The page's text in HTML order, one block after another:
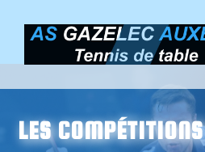
LES COMPÉTITIONS